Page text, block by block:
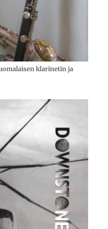
klarinetin ja